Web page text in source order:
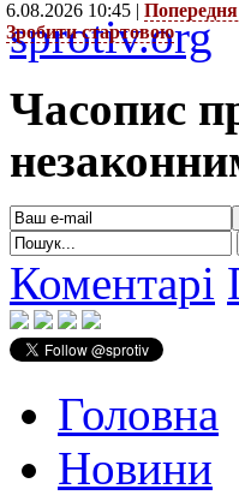
6.08.2026 10:45 |
Зробити стартовою
sprotiv.org
Часопис
Коментарі
Головна
Новини